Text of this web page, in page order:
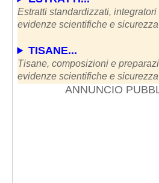
Estratti standardizzati,
evidenze scientifiche e
TISANE...
Tisane, composizioni e
evidenze scientifiche e
ANNUNCIO